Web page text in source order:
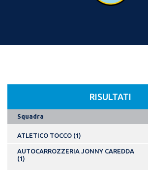
RISULTATI
Squadra
ATLETICO TOCCO (1)
AUTOCARROZZERIA JONNY CAREDDA
(1)